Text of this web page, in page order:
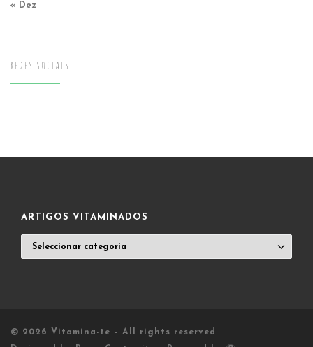
« Dez
REDES SOCIAIS
ARTIGOS VITAMINADOS
VITAMINADOS
© 2026 Vitamina-te – All rights reserved